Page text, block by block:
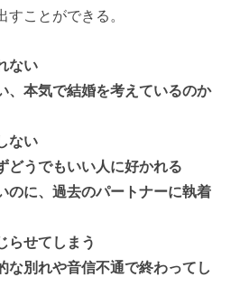
すことができる。
ない
、本気で結婚を考えているのか
ない
どうでもいい人に好かれる
のに、過去のパートナーに執着
らせてしまう
な別れや音信不通で終わってし